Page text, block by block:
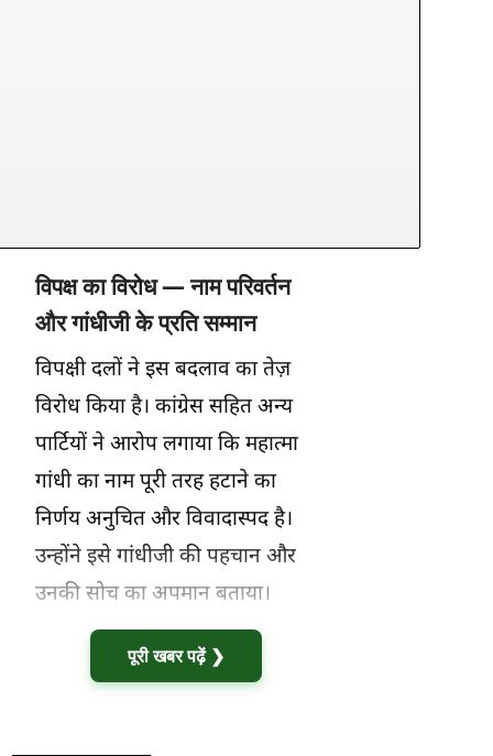
विपक्ष का विरोध — नाम परिवर्तन
और गांधीजी के प्रति सम्मान
विपक्षी दलों ने इस बदलाव का तेज़
विरोध किया है। कांग्रेस सहित अन्य
पार्टियों ने आरोप लगाया कि महात्मा
गांधी का नाम पूरी तरह हटाने का
निर्णय अनुचित और विवादास्पद है।
उन्होंने इसे गांधीजी की पहचान और
उनकी सोच का अपमान बताया।
पूरी खबर पढ़ें ❯